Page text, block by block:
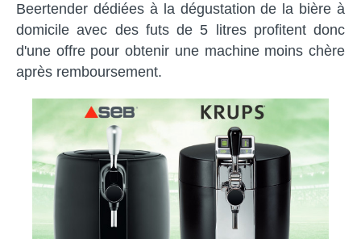
Beertender dédiées à la dégustation de la bière à
domicile avec des futs de 5 litres profitent donc
d'une offre pour obtenir une machine moins chère
après remboursement.